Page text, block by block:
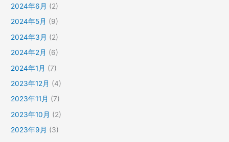
2024年6月 (2)
2024年5月 (9)
2024年3月 (2)
2024年2月 (6)
2024年1月 (7)
2023年12月 (4)
2023年11月 (7)
2023年10月 (2)
2023年9月 (3)